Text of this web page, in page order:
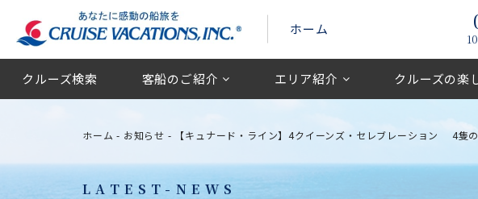
ホーム
クルーズ検索 客船のご紹介 エリア紹介 クルーズの楽
LATEST-NEWS
ホーム - お知らせ - 【キュナード・ライン】4クイーンズ・セレブレーション 4隻